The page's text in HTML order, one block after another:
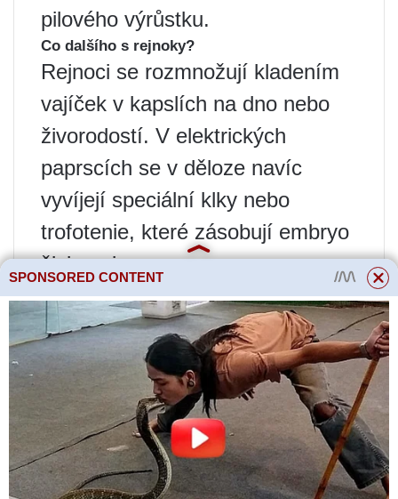
pilového výrůstku.
Co dalšího s rejnoky?
Rejnoci se rozmnožují kladením
vajíček v kapslích na dno nebo
živorodostí. V elektrických
paprscích se v děloze navíc
vyvíjejí speciální klky nebo
trofotenie, které zásobují embryo
živinami.
Konzumuje se maso mnoha
rejnoků. Rejnok je běžnou
potravou pro obyvatele Pacifiku.
Rejnočí křídla jsou pochoutkou v
portugalské kuchyni.
Játra slouží k produkci tuku.
Rejnočí kůže je odolná a má
SPONSORED CONTENT